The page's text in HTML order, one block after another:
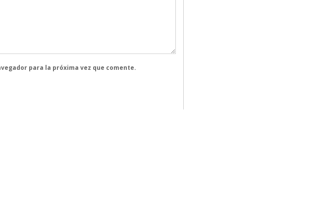
para la próxima vez que comente.